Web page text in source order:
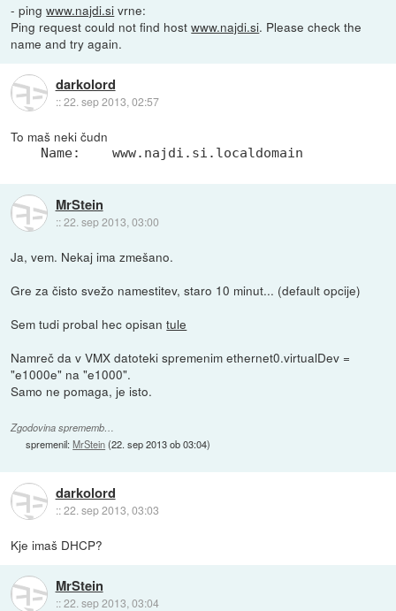
- pingwww.najdi.si vrne:
Ping request could not find hostwww.najdi.si. Please check the
name and try again.
darkolord
::22. sep 2013, 02:57
To maš neki čudn
Name:    www.najdi.si.localdomain
MrStein
::22. sep 2013, 03:00
Ja, vem. Nekaj ima zmešano.
Gre za čisto svežo namestitev, staro 10 minut... (default opcije)
Sem tudi probal hec opisantule
Namreč da v VMX datoteki spremenim ethernet0.virtualDev =
"e1000e" na "e1000".
Samo ne pomaga, je isto.
Zgodovina sprememb…
spremenil:MrStein(22. sep 2013 ob 03:04)
darkolord
::22. sep 2013, 03:03
Kje imaš DHCP?
MrStein
::22. sep 2013, 03:04